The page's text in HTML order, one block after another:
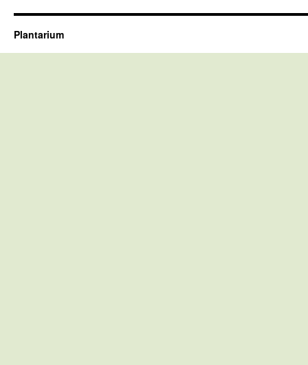
Plantarium